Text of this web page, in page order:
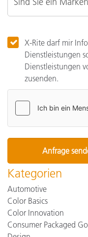
X-Rite darf mir
Dienstleistungen
Dienstleistungen
zusenden.
Kategorien
Automotive
Color Basics
Color Innovation
Consumer Packaged